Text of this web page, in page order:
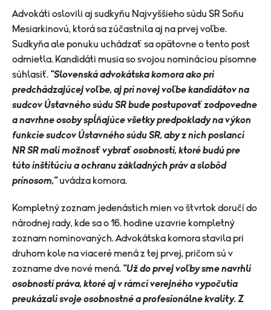
Advokáti oslovili aj sudkyňu Najvyššieho súdu SR Soňu
Mesiarkinovú, ktorá sa zúčastnila aj na prvej voľbe.
Sudkyňa ale ponuku uchádzať sa opätovne o tento post
odmietla. Kandidáti musia so svojou nomináciou písomne
súhlasiť. "Slovenská advokátska komora ako pri
predchádzajúcej voľbe, aj pri novej voľbe kandidátov na
sudcov Ústavného súdu SR bude postupovať zodpovedne
a navrhne osoby spĺňajúce všetky predpoklady na výkon
funkcie sudcov Ústavného súdu SR, aby z nich poslanci
NR SR mali možnosť vybrať osobnosti, ktoré budú pre
túto inštitúciu a ochranu základných práv a slobôd
prínosom,"uvádza komora.
Kompletný zoznam jedenástich mien vo štvrtok doručí do
národnej rady, kde sa o 16. hodine uzavrie kompletný
zoznam nominovaných. Advokátska komora stavila pri
druhom kole na viaceré mená z tej prvej, pričom sú v
zozname dve nové mená. "Už do prvej voľby sme navrhli
osobnosti práva, ktoré aj v rámci verejného vypočutia
preukázali svoje osobnostné a profesionálne kvality. Z